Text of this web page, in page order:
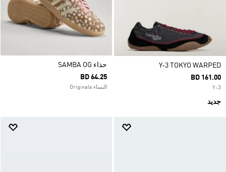
Y-3 TOKYO WARPED
BD 161.00
Y-3
جديد
حذاء SAMBA OG
BD 64.25
النساء Originals